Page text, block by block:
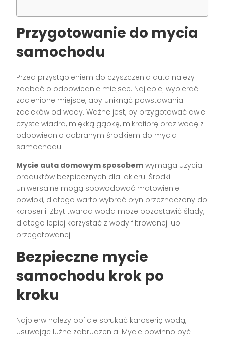
Przygotowanie do mycia
samochodu
Przed przystąpieniem do czyszczenia auta należy
zadbać o odpowiednie miejsce. Najlepiej wybierać
zacienione miejsce, aby uniknąć powstawania
zacieków od wody. Ważne jest, by przygotować dwie
czyste wiadra, miękką gąbkę, mikrofibrę oraz wodę z
odpowiednio dobranym środkiem do mycia
samochodu.
Mycie auta domowym sposobem wymaga użycia
produktów bezpiecznych dla lakieru. Środki
uniwersalne mogą spowodować matowienie
powłoki, dlatego warto wybrać płyn przeznaczony do
karoserii. Zbyt twarda woda może pozostawić ślady,
dlatego lepiej korzystać z wody filtrowanej lub
przegotowanej.
Bezpieczne mycie
samochodu krok po
kroku
Najpierw należy obficie spłukać karoserię wodą,
usuwając luźne zabrudzenia. Mycie powinno być